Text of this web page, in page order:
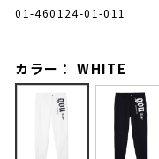
01-460124-01-011
カラー： WHITE